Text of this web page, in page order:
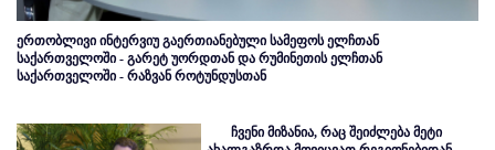
ერთობლივი ინტერვიუ გაერთიანებული სამეფოს ელჩთან
საქართველოში - გარეტ უორდთან და რუმინეთის ელჩთან
საქართველოში - რაზვან როტუნდუსთან
ჩვენი მიზანია, რაც შეიძლება მეტი